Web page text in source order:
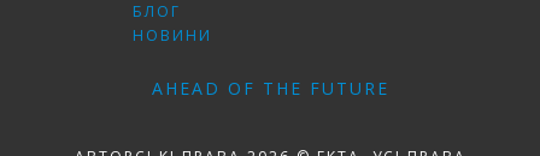
БЛОГ
НОВИНИ
AHEAD OF THE FUTURE